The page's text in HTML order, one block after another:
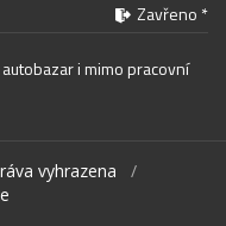
Zavřeno *
i mimo pracovní
vyhrazena
/